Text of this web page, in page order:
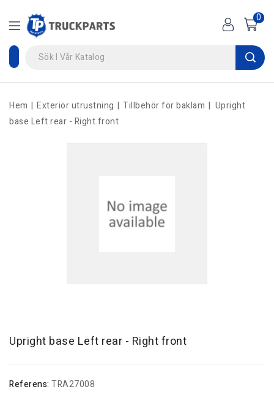
0
Hem Exteriör utrustning Tillbehör för bakläm
Upright
base Left rear - Right front
Upright base Left rear - Right front
Referens: TRA27008